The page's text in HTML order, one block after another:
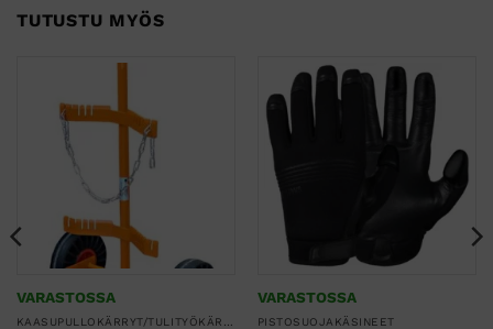
TUTUSTU MYÖS
VARASTOSSA
KAASUPULLOKÄRRYT/TULITYÖKÄRRYT
VARASTOSSA
PISTOSUOJAKÄSINEET